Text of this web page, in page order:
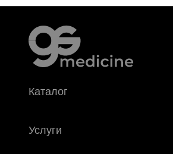
Каталог
Услуги